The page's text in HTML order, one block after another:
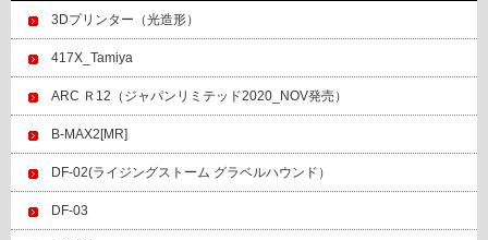
3Dプリンター（光造形）
417X_Tamiya
ARC Ｒ12（ジャパンリミテッド2020_NOV発売）
B-MAX2[MR]
DF-02(ライジングストーム グラベルハウンド）
DF-03